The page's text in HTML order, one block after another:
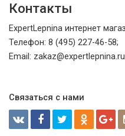
Контакты
ExpertLepnina интернет
Телефон: 8 (495) 227-46-58;
Email: zakaz@expertlepnina.ru
Связаться с нами